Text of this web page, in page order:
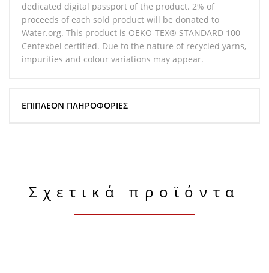
dedicated digital passport of the product. 2% of
proceeds of each sold product will be donated to
Water.org. This product is OEKO-TEX® STANDARD 100
Centexbel certified. Due to the nature of recycled yarns,
impurities and colour variations may appear.
ΕΠΙΠΛΈΟΝ ΠΛΗΡΟΦΟΡΊΕΣ
Σχετικά προϊόντα